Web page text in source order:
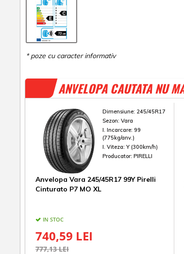
ANVELOPA CAUTATA NU
Dimensiune: 245/45R17
Sezon: Vara
I. Incarcare: 99
(775kg/anv.)
I. Viteza: Y (300km/h)
Producator: PIRELLI
Anvelopa Vara 245/45R17 99Y Pirelli
Cinturato P7 MO XL
IN STOC
740,59 LEI
777,13 LEI